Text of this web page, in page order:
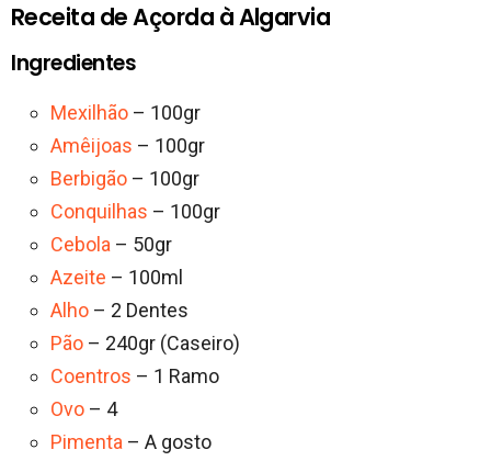
Receita de Açorda à Algarvia
Ingredientes
Mexilhão – 100gr
Amêijoas – 100gr
Berbigão – 100gr
Conquilhas – 100gr
Cebola – 50gr
Azeite – 100ml
Alho – 2 Dentes
Pão – 240gr (Caseiro)
Coentros – 1 Ramo
Ovo – 4
Pimenta – A gosto